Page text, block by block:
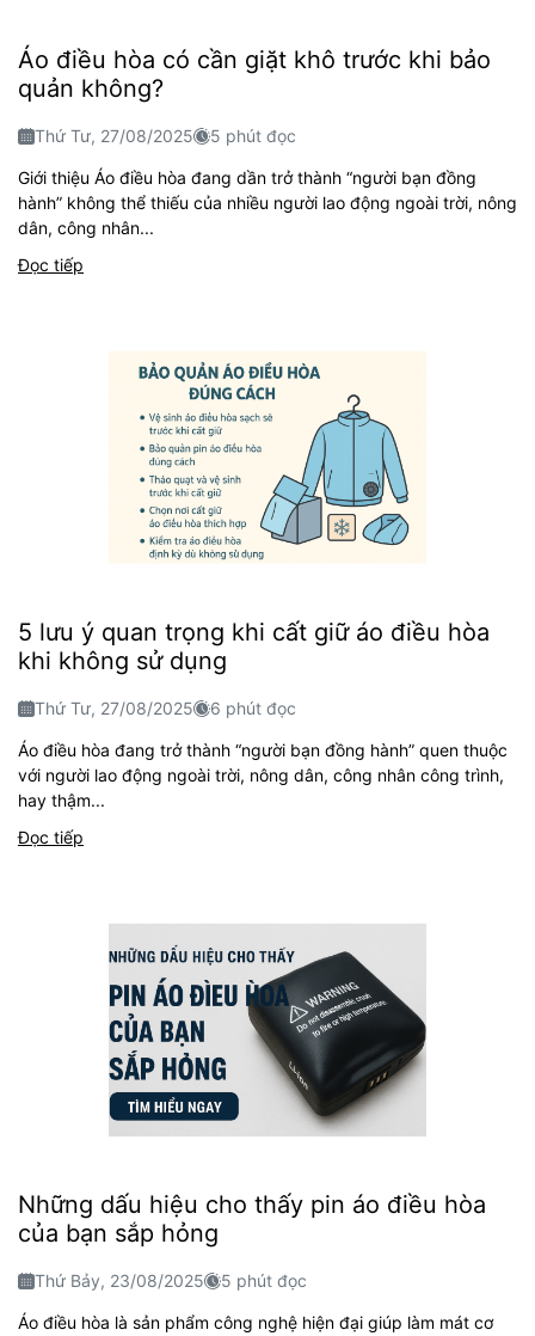
Áo điều hòa có cần giặt khô trước khi bảo
quản không?
Thứ Tư, 27/08/2025 5 phút đọc
Giới thiệu Áo điều hòa đang dần trở thành “người bạn đồng
hành” không thể thiếu của nhiều người lao động ngoài trời, nông
dân, công nhân...
Đọc tiếp
5 lưu ý quan trọng khi cất giữ áo điều hòa
khi không sử dụng
Thứ Tư, 27/08/2025 6 phút đọc
Áo điều hòa đang trở thành “người bạn đồng hành” quen thuộc
với người lao động ngoài trời, nông dân, công nhân công trình,
hay thậm...
Đọc tiếp
Những dấu hiệu cho thấy pin áo điều hòa
của bạn sắp hỏng
Thứ Bảy, 23/08/2025 5 phút đọc
Áo điều hòa là sản phẩm công nghệ hiện đại giúp làm mát cơ